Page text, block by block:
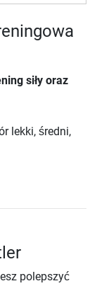
siły oraz
lekki, średni,
polepszyć